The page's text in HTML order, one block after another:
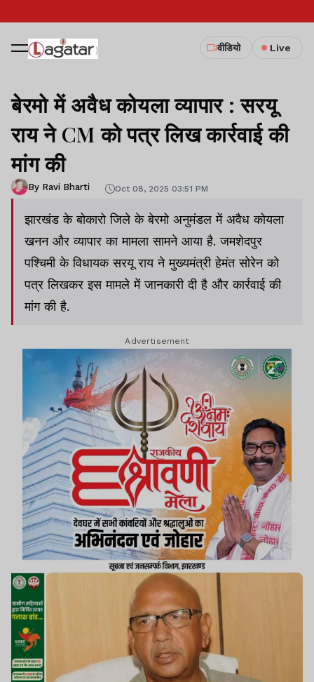
वीडियो Live
बेरमो में अवैध कोयला व्यापार : सरयू
राय ने CM को पत्र लिख कार्रवाई की
मांग की
By Ravi Bharti Oct 08, 2025 03:51 PM
झारखंड के बोकारो जिले के बेरमो अनुमंडल में अवैध कोयला
खनन और व्यापार का मामला सामने आया है. जमशेदपुर
पश्चिमी के विधायक सरयू राय ने मुख्यमंत्री हेमंत सोरेन को
पत्र लिखकर इस मामले में जानकारी दी है और कार्रवाई की
मांग की है.
Advertisement